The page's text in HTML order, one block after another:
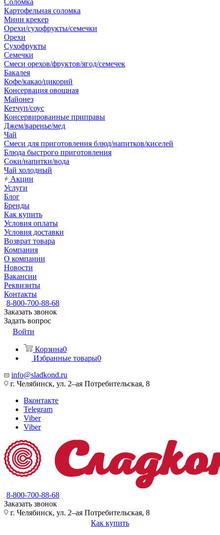
Соломка
Картофельная соломка
Мини крекер
Орехи/сухофрукты/семечки
Орехи
Сухофрукты
Семечки
Смеси орехов/фруктов/ягод/семечек
Бакалея
Кофе/какао/цикорий
Консервация овощная
Майонез
Кетчуп/соус
Консервированные приправы
Джем/варенье/мед
Чай
Смеси для приготовления блюд/напитков/киселей
Блюда быстрого приготовления
Соки/напитки/вода
Чай холодный
Акции
Услуги
Блог
Бренды
Как купить
Условия оплаты
Условия доставки
Возврат товара
Компания
О компании
Новости
Вакансии
Реквизиты
Контакты
8-800-700-88-68
Заказать звонок
Задать вопрос
Войти
Корзина0
Избранные товары0
info@sladkond.ru
г. Челябинск, ул. 2–ая Потребительская, 8
Вконтакте
Telegram
Viber
Viber
8-800-700-88-68
Заказать звонок
г. Челябинск, ул. 2–ая Потребительская, 8
Как купить